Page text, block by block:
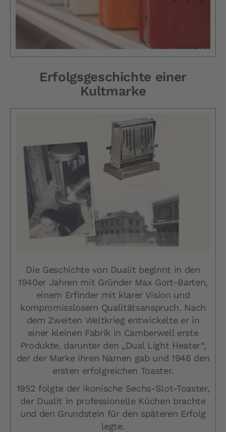
Erfolgsgeschichte einer
Kultmarke
Die Geschichte von Dualit beginnt in den
1940er Jahren mit Gründer Max Gort-Barten,
einem Erfinder mit klarer Vision und
kompromisslosem Qualitätsanspruch. Nach
dem Zweiten Weltkrieg entwickelte er in
einer kleinen Fabrik in Camberwell erste
Produkte, darunter den „Dual Light Heater“,
der der Marke ihren Namen gab und 1946 den
ersten erfolgreichen Toaster.
1952 folgte der ikonische Sechs-Slot-Toaster,
der Dualit in professionelle Küchen brachte
und den Grundstein für den späteren Erfolg
legte.